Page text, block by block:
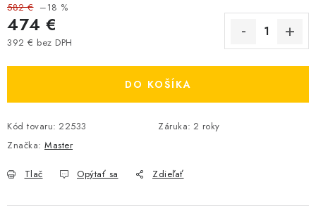
582 € –18 %
474 €
392 € bez DPH
DO KOŠÍKA
Kód tovaru: 22533 Záruka: 2 roky
Značka: Master
Tlač Opýtať sa Zdieľať